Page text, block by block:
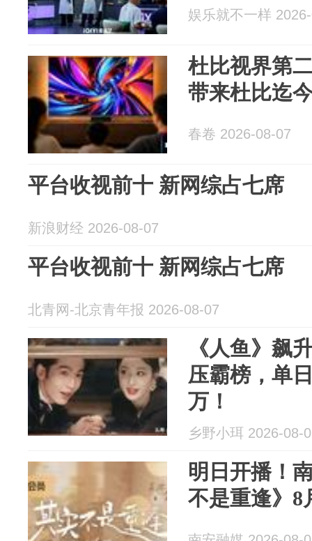
娱乐就不一样
杜比视界第
带来杜比迄
春卷 2026-08-07
平台收视前十 新网综占七席
新浪财经 2026-08-07
平台收视前十 新网综占七席
北青网-北京青年报 2026-08-07
《人鱼》飙
压霸榜，单
万！
乡野小珥 2026-08-
明日开播！
不是重逢》8